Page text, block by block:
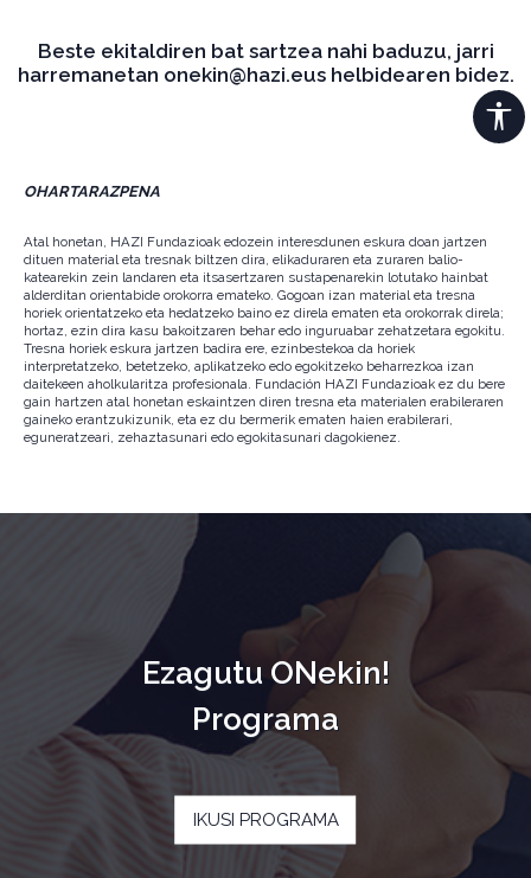
Beste ekitaldiren bat sartzea nahi baduzu, jarri
harremanetan onekin@hazi.eus helbidearen bidez.
OHARTARAZPENA
Atal honetan, HAZI Fundazioak edozein interesdunen eskura doan jartzen
dituen material eta tresnak biltzen dira, elikaduraren eta zuraren balio-
katearekin zein landaren eta itsasertzaren sustapenarekin lotutako hainbat
alderditan orientabide orokorra emateko. Gogoan izan material eta tresna
horiek orientatzeko eta hedatzeko baino ez direla ematen eta orokorrak direla;
hortaz, ezin dira kasu bakoitzaren behar edo inguruabar zehatzetara egokitu.
Tresna horiek eskura jartzen badira ere, ezinbestekoa da horiek
interpretatzeko, betetzeko, aplikatzeko edo egokitzeko beharrezkoa izan
daitekeen aholkularitza profesionala. Fundación HAZI Fundazioak ez du bere
gain hartzen atal honetan eskaintzen diren tresna eta materialen erabileraren
gaineko erantzukizunik, eta ez du bermerik ematen haien erabilerari,
eguneratzeari, zehaztasunari edo egokitasunari dagokienez.
Ezagutu ONekin!
Programa
IKUSI PROGRAMA